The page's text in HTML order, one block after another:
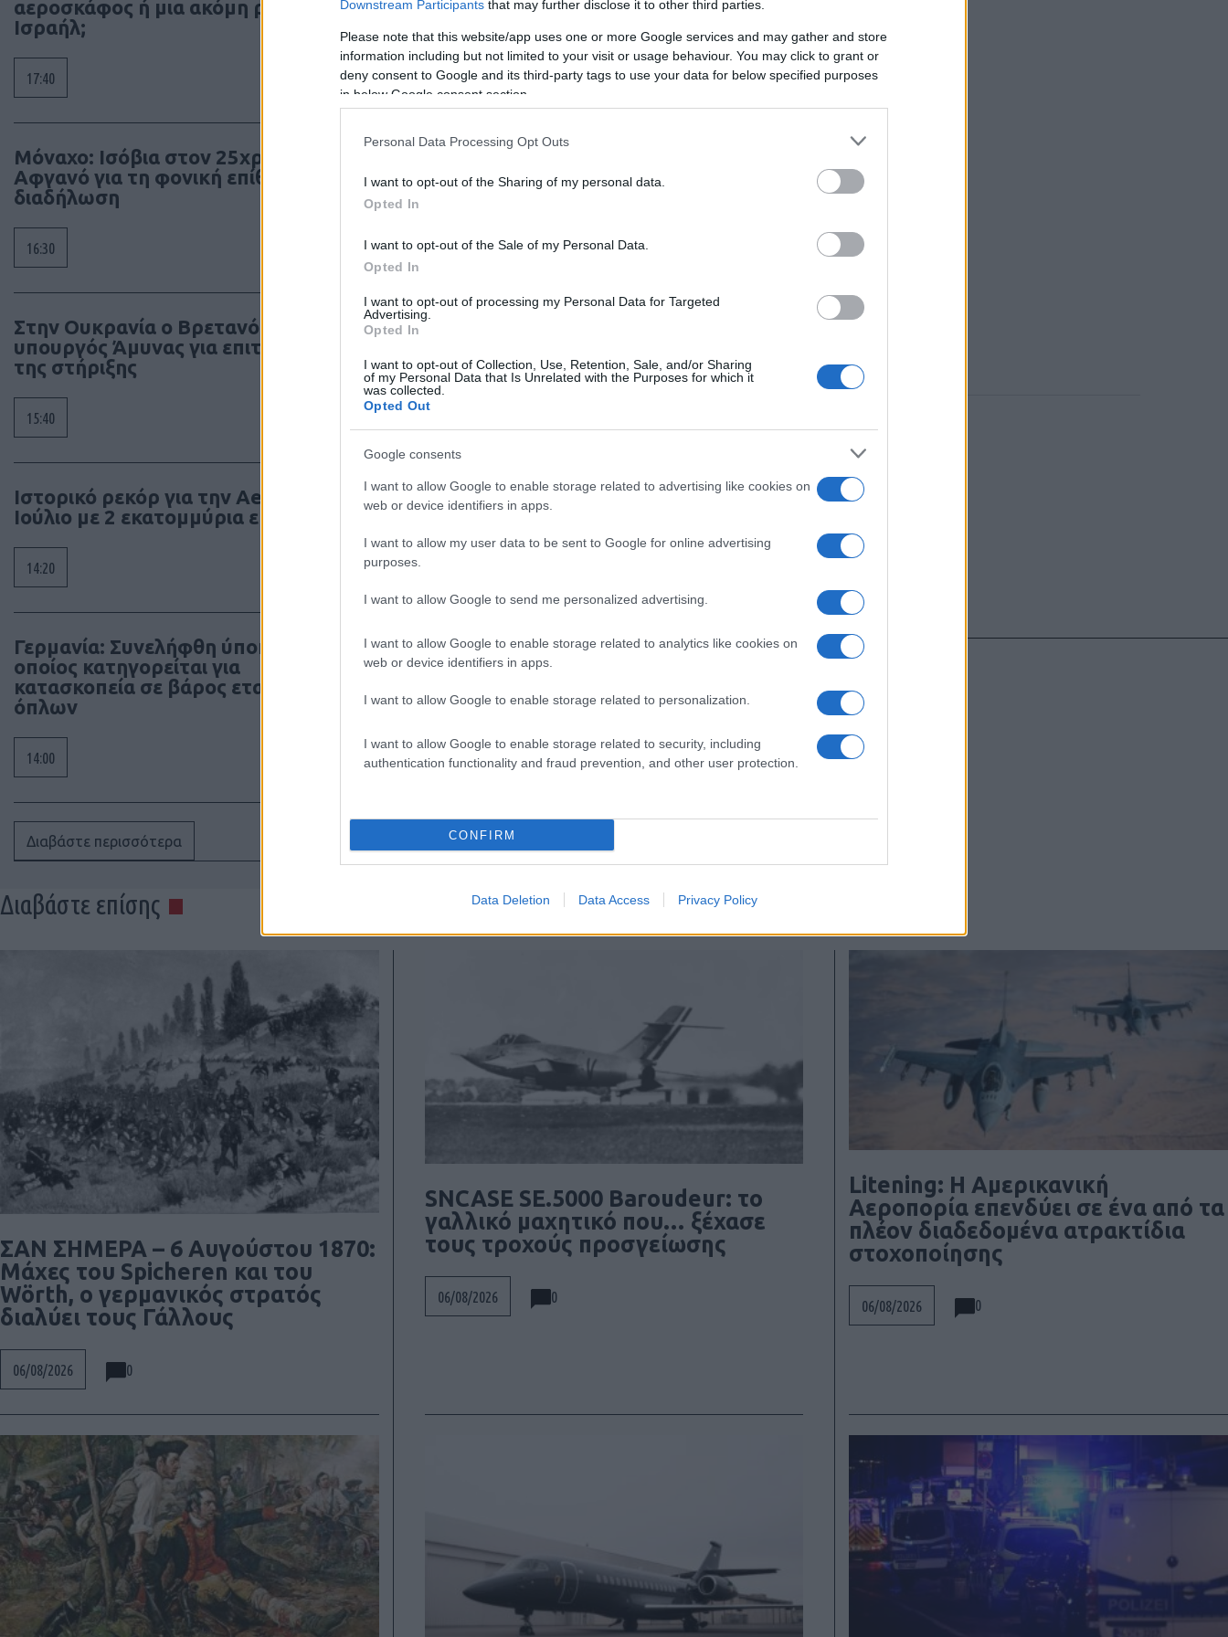
Downstream Participants that may further disclose it to other third parties.
Please note that this website/app uses one or more Google services and may gather and store
information including but not limited to your visit or usage behaviour. You may click to grant or
deny consent to Google and its third-party tags to use your data for below specified purposes
in below Google consent section.
Personal Data Processing Opt Outs
I want to opt-out of the Sharing of my personal data.
Opted In
I want to opt-out of the Sale of my Personal Data.
Opted In
I want to opt-out of processing my Personal Data for Targeted
Advertising.
Opted In
I want to opt-out of Collection, Use, Retention, Sale, and/or Sharing
of my Personal Data that Is Unrelated with the Purposes for which it
was collected.
Opted Out
Google consents
I want to allow Google to enable storage related to advertising like cookies on
web or device identifiers in apps.
I want to allow my user data to be sent to Google for online advertising
purposes.
I want to allow Google to send me personalized advertising.
I want to allow Google to enable storage related to analytics like cookies on
web or device identifiers in apps.
I want to allow Google to enable storage related to personalization.
I want to allow Google to enable storage related to security, including
authentication functionality and fraud prevention, and other user protection.
CONFIRM
Data Deletion Data Access Privacy Policy
αεροσκάφος ή μια ακόμη ρήξη με το
Ισραήλ;
17:40
Μόναχο: Ισόβια στον 25χρονο
Αφγανό για τη φονική επίθεση σε
διαδήλωση
16:30
Στην Ουκρανία ο Βρετανός
υπουργός Άμυνας για επιτάχυνση
της στήριξης
15:40
Ιστορικό ρεκόρ για την Aegean τον
Ιούλιο με 2 εκατομμύρια επιβάτες
14:20
Γερμανία: Συνελήφθη ύποπτος ο
οποίος κατηγορείται για
κατασκοπεία σε βάρος εταιρίας
όπλων
14:00
Διαβάστε περισσότερα
συγγραφέα τους.
Login
Διαβάστε επίσης
ΣΑΝ ΣΗΜΕΡΑ – 6 Αυγούστου 1870:
Μάχες του Spicheren και του
Wörth, ο γερμανικός στρατός
διαλύει τους Γάλλους
06/08/2026 0
SNCASE SE.5000 Baroudeur: το
γαλλικό μαχητικό που… ξέχασε
τους τροχούς προσγείωσης
06/08/2026 0
Litening: Η Αμερικανική
Αεροπορία επενδύει σε ένα από τα
πλέον διαδεδομένα ατρακτίδια
στοχοποίησης
06/08/2026 0